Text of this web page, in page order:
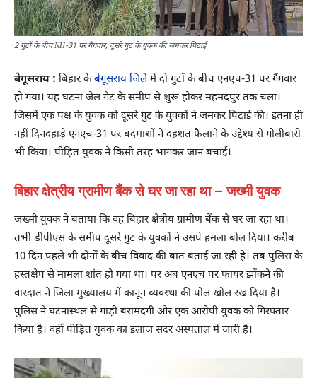
2 गुटों के बीच NH-31 पर गैंगवार, दूसरे गुट के युवक की जमकर पिटाई
बेगूसराय : बिहार केबेगूसराय जिलेमें दो गुटों के बीच एनएच-31 पर गैंगवार
हो गया। यह घटना जेल गेट के समीप से शुरू होकर महमदपुर तक चला।
जिसमें एक पक्ष के युवक को दूसरे गुट के युवकों ने जमकर पिटाई की। इतना ही
नहीं दिनदहाड़े एनएच-31 पर बदमाशों ने दहशत फैलाने के उद्देश्य से गोलीबारी
भी किया। पीड़ित युवक ने किसी तरह भागकर जान बचाई।
बिहार क्षेत्रीय ग्रामीण बैंक से घर जा रहा था – जख्मी युवक
जख्मी युवक ने बताया कि वह बिहार क्षेत्रीय ग्रामीण बैंक से घर जा रहा था।
तभी डीपीएस के समीप दूसरे गुट के युवकों ने उसपे हमला बोल दिया। करीब
10 दिन पहले भी दोनों के बीच विवाद की बात बताई जा रही है। तब पुलिस के
हस्तक्षेप से मामला शांत हो गया था। पर अब एनएच पर फायर झोंकने की
वारदात ने जिला मुख्यालय में कानून व्यवस्था की पोल खोल रख दिया है।
पुलिस ने घटनास्थल से गाड़ी बरामदगी और एक आरोपी युवक को गिरफ्तार
किया है। वहीं पीड़ित युवक का इलाज सदर अस्पताल में जारी है।